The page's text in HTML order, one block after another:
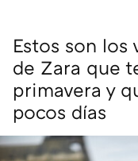
Estos son los
de Zara que
primavera y
pocos días